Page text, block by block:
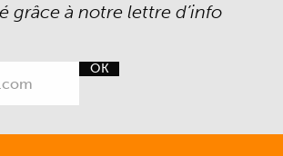
grâce à notre lettre d’info
OK